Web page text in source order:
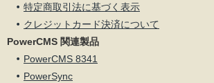
特定商取引法に基づく表示
クレジットカード決済について
PowerCMS 関連製品
PowerCMS 8341
PowerSync